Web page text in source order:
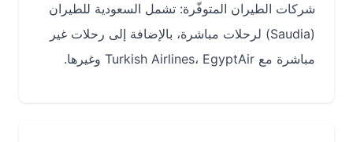
شركات الطيران المتوفّرة: تشمل السعودية للطيران
(Saudia) لرحلات مباشرة، بالإضافة إلى رحلات غير
مباشرة مع Turkish Airlines، EgyptAir وغيرها.